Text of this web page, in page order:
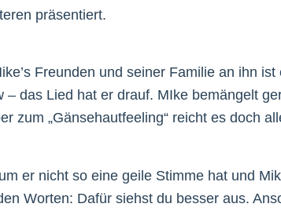
präsentiert.
Freunden und seiner Familie an ihn
– das Lied hat er drauf. MIke bemängelt
zum „Gänsehautfeeling“ reicht es doch
er nicht so eine geile Stimme hat und
Worten: Dafür siehst du besser aus.